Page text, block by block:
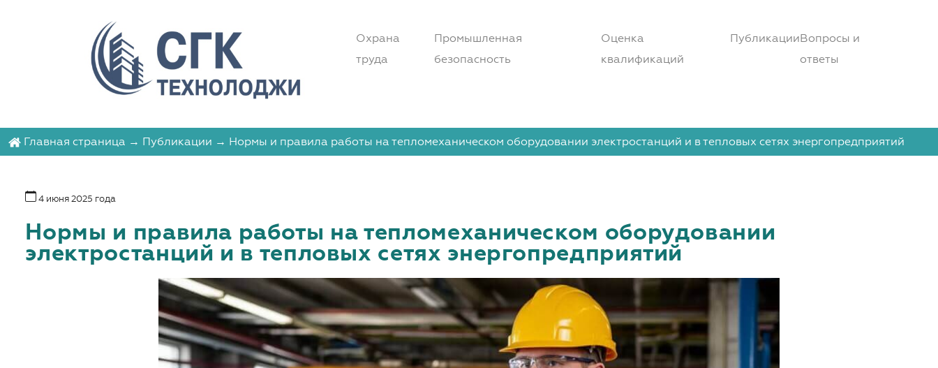
Охрана
труда
Промышленная
безопасность
Оценка
квалификаций
ПубликацииВопросы и
ответы
Главная страница → Публикации → Нормы и правила работы на тепломеханическом оборудовании электростанций и в тепловых сетях энергопредприятий
4 июня 2025 года
Нормы и правила работы на тепломеханическом оборудовании
электростанций и в тепловых сетях энергопредприятий